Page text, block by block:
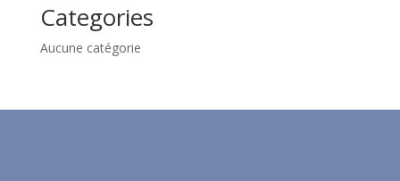
Categories
Aucune catégorie